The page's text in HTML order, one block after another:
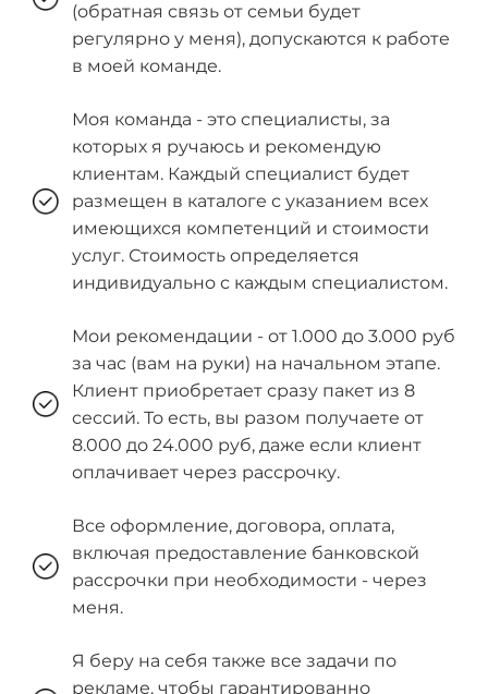
(обратная связь от семьи будет
регулярно у меня), допускаются к работе
в моей команде.
Моя команда - это специалисты, за
которых я ручаюсь и рекомендую
клиентам. Каждый специалист будет
размещен в каталоге с указанием всех
имеющихся компетенций и стоимости
услуг. Стоимость определяется
индивидуально с каждым специалистом.
Мои рекомендации - от 1.000 до 3.000 руб
за час (вам на руки) на начальном этапе.
Клиент приобретает сразу пакет из 8
сессий. То есть, вы разом получаете от
8.000 до 24.000 руб, даже если клиент
оплачивает через рассрочку.
Все оформление, договора, оплата,
включая предоставление банковской
рассрочки при необходимости - через
меня.
Я беру на себя также все задачи по
рекламе, чтобы гарантированно